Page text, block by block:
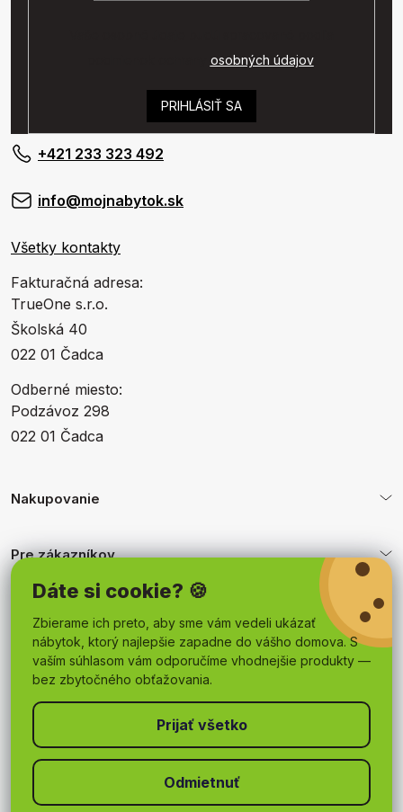
Dáte si cookie? 🍪
Zbierame ich preto, aby sme vám vedeli ukázať
nábytok, ktorý najlepšie zapadne do vášho domova. S
vaším súhlasom vám odporučíme vhodnejšie produkty —
bez zbytočného obťažovania.
Odmietnuť
osobných údajov.
PRIHLÁSIŤ SA
+421 233 323 492
info@mojnabytok.sk
Všetky kontakty
Fakturačná adresa:
TrueOne s.r.o.
Školská 40
022 01 Čadca
Odberné miesto:
Podzávoz 298
022 01 Čadca
Nakupovanie
Pre zákazníkov
mojnabytok.sk. Všetky práva vyhradené.
Upraviť nastavenie cookies